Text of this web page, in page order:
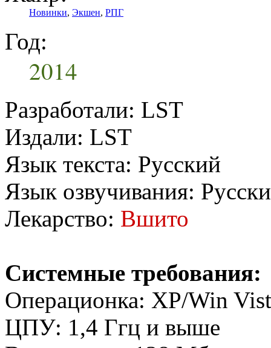
Новинки, Экшен, РПГ
Год:
2014
Разработали: LST
Издали: LST
Язык текста: Русский
Язык озвучивания:
Лекарство: Вшито
Системные требования:
Операционка: XP/Win
ЦПУ: 1,4 Ггц и выше